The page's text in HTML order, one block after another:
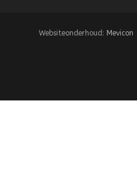
Websiteonderhoud: Mevicon